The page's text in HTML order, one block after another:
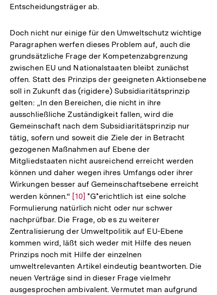
Entscheidungsträger ab.
Doch nicht nur einige für den Umweltschutz wichtige
Paragraphen werfen dieses Problem auf, auch die
grundsätzliche Frage der Kompetenzabgrenzung
zwischen EU und Nationalstaaten bleibt zunächst
offen. Statt des Prinzips der geeigneten Aktionsebene
soll in Zukunft das (rigidere) Subsidiaritätsprinzip
gelten: „In den Bereichen, die nicht in ihre
ausschließliche Zuständigkeit fallen, wird die
Gemeinschaft nach dem Subsidiaritätsprinzip nur
tätig, sofern und soweit die Ziele der in Betracht
gezogenen Maßnahmen auf Ebene der
Mitgliedstaaten nicht ausreichend erreicht werden
können und daher wegen ihres Umfangs oder ihrer
Wirkungen besser auf Gemeinschaftsebene erreicht
werden können.“ Zur
Auflösung
der
Fußnote
[10] *G*erichtlich ist eine solche
Formulierung natürlich nicht oder nur schwer
nachprüfbar. Die Frage, ob es zu weiterer
Zentralisierung der Umweltpolitik auf EU-Ebene
kommen wird, läßt sich weder mit Hilfe des neuen
Prinzips noch mit Hilfe der einzelnen
umweltrelevanten Artikel eindeutig beantworten. Die
neuen Verträge sind in dieser Frage vielmehr
ausgesprochen ambivalent. Vermutet man aufgrund